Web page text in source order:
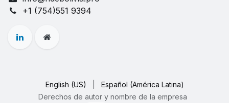
+1 (754)551 9394
Derechos de autor y nombre de la empresa
English (US) Español (América Latina)